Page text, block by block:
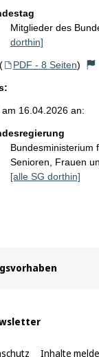
Mitglieder des
dorthin]
( PDF - 8 Seiten)
16.04.2026 an:
Bundesministerium
Senioren, Frauen
[alle SG dorthin]
Inhalte